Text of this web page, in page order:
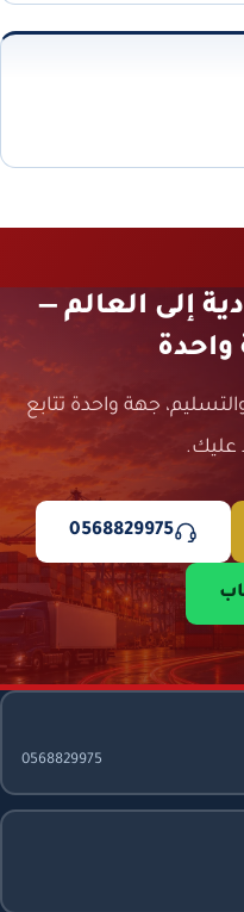
إلى العالم —
جهة واحدة تتابع
عليك.
0568829975
0568829975